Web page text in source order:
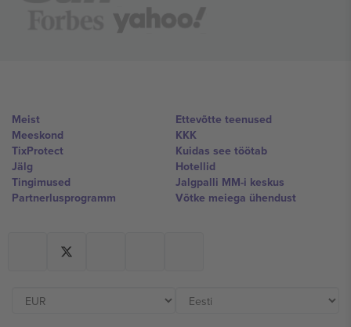
Meist
Meeskond
TixProtect
Jälg
Tingimused
Partnerlusprogramm
Ettevõtte teenused
KKK
Kuidas see töötab
Hotellid
Jalgpalli MM-i keskus
Võtke meiega ühendust